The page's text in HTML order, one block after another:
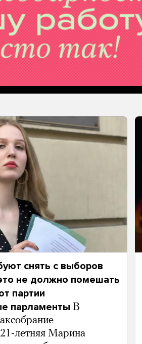
снять с выборов
не должно помешать
партии
парламенты В
летняя Марина